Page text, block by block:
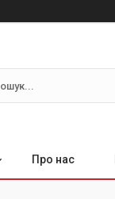
Про нас